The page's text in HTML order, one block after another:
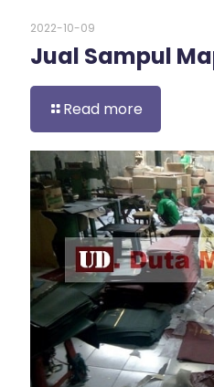
2022-10-09
Jual Sampul
Read more